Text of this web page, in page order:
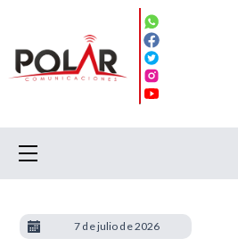
7 de julio de 2026